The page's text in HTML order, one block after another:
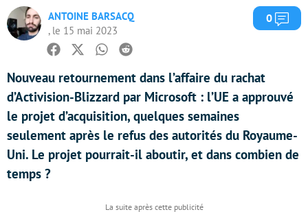
ANTOINE BARSACQ
, le 15 mai 2023
0
Facebook
TwitterWhatsapp
Reddit
Nouveau retournement dans l’affaire du rachat
d’Activision-Blizzard par Microsoft : l’UE a approuvé
le projet d’acquisition, quelques semaines
seulement après le refus des autorités du Royaume-
Uni. Le projet pourrait-il aboutir, et dans combien de
temps ?